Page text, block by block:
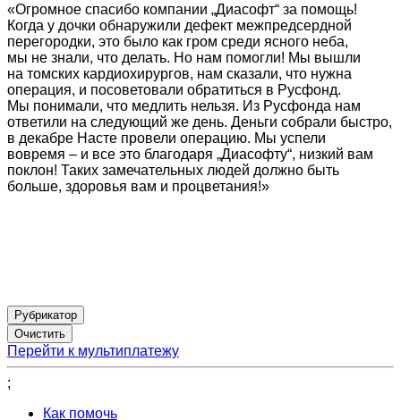
«Огромное спасибо компании „Диасофт“ за помощь!
Когда у дочки обнаружили дефект межпредсердной
перегородки, это было как гром среди ясного неба,
мы не знали, что делать. Но нам помогли! Мы вышли
на томских кардиохирургов, нам сказали, что нужна
операция, и посоветовали обратиться в Русфонд.
Мы понимали, что медлить нельзя. Из Русфонда нам
ответили на следующий же день. Деньги собрали быстро,
в декабре Насте провели операцию. Мы успели
вовремя – и все это благодаря „Диасофту“, низкий вам
поклон! Таких замечательных людей должно быть
больше, здоровья вам и процветания!»
Рубрикатор
Перейти к мультиплатежу
;
Как помочь